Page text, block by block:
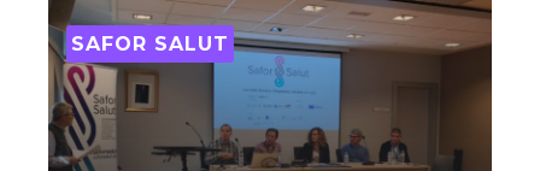
SAFOR SALUT